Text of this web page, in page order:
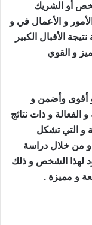
أو الشريك
و الأعمال في و
الأقبال الكبير
و القوي
أقوى وأضمن و
الفعالة و ذات نتائج
و التي تشكل
و من خلال دراسة
لهذا الشخص و ذلك
و مميزة .